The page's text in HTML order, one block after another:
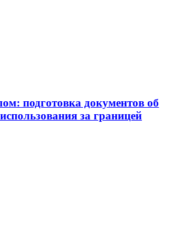
подготовка документов об
за границей